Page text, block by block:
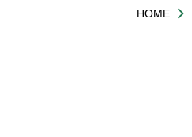
HOME